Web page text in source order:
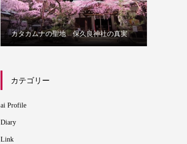
カタカムナの聖地 保久良神社の真実
カテゴリー
ai Profile
Diary
Link